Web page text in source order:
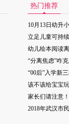
热门推荐
10月13日幼升
立足儿童可持
幼儿绘本阅读
“分离焦虑”咋
“00后”入学新
该不该给宝宝
家长们请注意
2018年武汉市